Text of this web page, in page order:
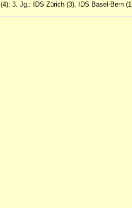
(4): 3. Jg.: IDS Zürich (3), IDS Basel-Bern